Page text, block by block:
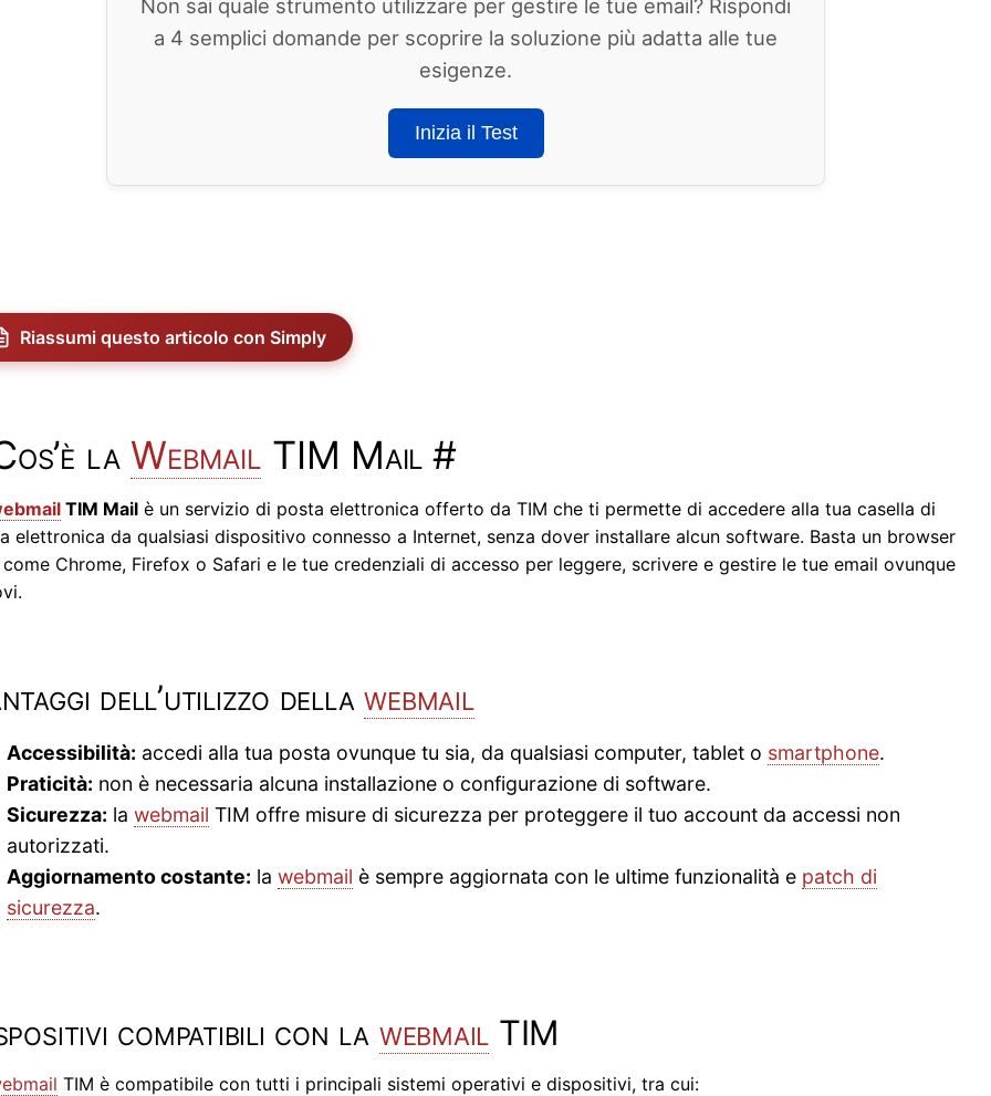
Non sai quale strumento utilizzare per gestire le tue email? Rispondi
a 4 semplici domande per scoprire la soluzione più adatta alle tue
esigenze.
Inizia il Test
Riassumi questo articolo con Simply
la Webmail TIM Mail #
TIM Mail è un servizio di posta elettronica offerto da TIM che ti permette di accedere alla tua casella di
elettronica da qualsiasi dispositivo connesso a Internet, senza dover installare alcun software. Basta un browser
Chrome, Firefox o Safari e le tue credenziali di accesso per leggere, scrivere e gestire le tue email ovunque
dell’utilizzo dellawebmail
Accessibilità: accedi alla tua posta ovunque tu sia, da qualsiasi computer, tablet o smartphone.
Praticità: non è necessaria alcuna installazione o configurazione di software.
Sicurezza: lawebmail TIM offre misure di sicurezza per proteggere il tuo account da accessi non
autorizzati.
Aggiornamento costante: lawebmail è sempre aggiornata con le ultime funzionalità e patch di
sicurezza.
compatibili con la webmail TIM
TIM è compatibile con tutti i principali sistemi operativi e dispositivi, tra cui: